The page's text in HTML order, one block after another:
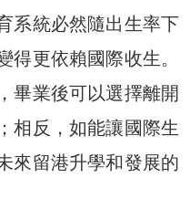
系統必然隨出生率下
得更依賴國際收生。
畢業後可以選擇離開
相反，如能讓國際生
來留港升學和發展的